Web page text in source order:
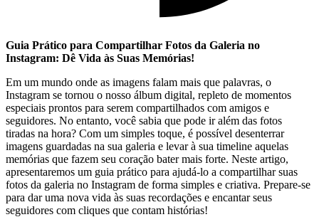
Guia Prático para Compartilhar Fotos da Galeria no
Instagram:⁢ Dê Vida às Suas ⁣Memórias!
Em um mundo onde as imagens ⁤falam mais que palavras,‍ o​
Instagram se tornou o nosso ⁣álbum digital, repleto de momentos‌
especiais prontos para serem compartilhados com amigos e
seguidores. No entanto, você sabia que ‍pode ir além das fotos
tiradas na⁣ hora? Com um simples toque, é possível desenterrar
imagens guardadas na sua galeria e⁣ levar à sua timeline ⁤aquelas
memórias que fazem seu coração bater‍ mais forte. Neste artigo,
apresentaremos um guia prático para ajudá-lo ​a compartilhar suas
fotos da galeria no⁤ Instagram de forma ⁢simples e criativa. Prepare-se⁢
para dar⁣ uma nova vida às suas recordações e encantar seus
seguidores ⁣com cliques que contam histórias!